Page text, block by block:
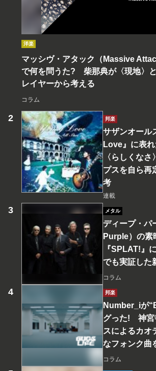
洋楽
マッシヴ・アタック（Massive
で何を問うた? 柴那典が〈現地〉
レイヤーから考える
コラム
邦楽
サザンオール
Love』に表
〈らしくな
プスを自ら再
考
連載
メタル
ディープ・パ
Purple）の素
『SPLAT!』
でも実証した
コラム
邦楽
Number_iが
グった! 神宮
スによるカオ
なフォンク曲
コラム